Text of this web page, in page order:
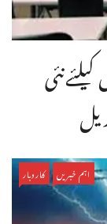
اہم خبریں کاروبار